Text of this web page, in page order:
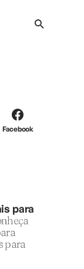
Facebook
para
para